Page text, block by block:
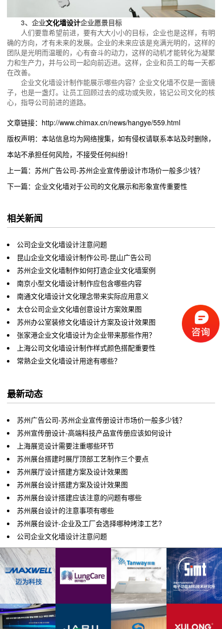
3、企业文化墙设计企业愿景目标
人们要靠希望前进，要有大大小小的目标，企业也是这样，有明
确的方向，才有未来的发展。企业的未来应该是充满光明的，这样的
团队是光明而温暖的，心有奋斗的动力，这样的动机才能转化为凝聚
力和生产力，并与公司一起向前迈进。这样，企业和员工的每一天都
在改善。
企业文化墙设计制作能展示哪些内容？企业文化墙不仅是一面镜
子，也是一盏灯。让员工回顾过去的成功或失败，铭记公司文化的核
心，指导公司前进的道路。
文章链接：http://www.chimax.cn/news/hangye/559.html
版权声明：本站信息均为网络搜集，如有侵权请联系本站及时删除，
本站不承担任何风险，不接受任何纠纷！
上一篇：苏州广告公司-苏州企业宣传册设计市场价一般多少钱？
下一篇：企业文化墙对于公司的文化展示和形象宣传重要性
相关新闻
公司企业文化墙设计注意问题
昆山企业文化墙设计制作公司-昆山广告公司
苏州企业文化墙制作如何打造企业文化墙案例
南京小型文化墙设计制作应包含哪些内容
南通文化墙设计文化理念带来实际应用意义
太仓公司企业文化墙创意设计方案效果图
苏州办公室装修文化墙设计方案及设计效果图
张家港企业文化墙设计为企业带来那些作用？
上海公司文化墙设计制作样式颜色搭配重要性
常熟企业文化墙设计用途有哪些？
最新动态
苏州广告公司-苏州企业宣传册设计市场价一般多少钱？
苏州宣传册设计-高端科技产品宣传册应该如何设计
上海展览设计需要注重哪些环节
苏州展台搭建时展厅顶部工艺制作三个要点
苏州展厅设计搭建方案及设计效果图
苏州展台设计搭建方案及设计效果图
苏州展台设计搭建应该注意的问题有哪些
苏州展台设计的注意事项有哪些
苏州展台设计-企业及工厂会选择哪种烤漆工艺?
公司企业文化墙设计注意问题